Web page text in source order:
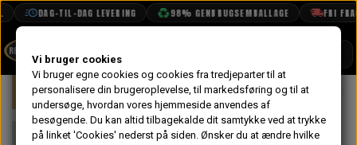
DAG-TIL-DAG LEVERING 98% GENBRUGSEMBALLAGE FRI
BOOK TID
PROJEKTER
Forside Mini Karrosseri Front
Fjeder til
Vi bruger cookies
Vi bruger egne cookies og cookies fra tredjeparter til at
personalisere din brugeroplevelse, til markedsføring og til at
undersøge, hvordan vores hjemmeside anvendes af
besøgende. Du kan altid tilbagekalde dit samtykke ved at trykke
på linket 'Cookies' nederst på siden. Ønsker du at ændre hvilke